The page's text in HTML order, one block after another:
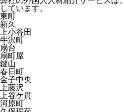
しています。
東町
新久
上小谷田
牛沢町
扇台
扇町屋
鍵山
春日町
金子中央
上藤沢
上谷ケ貫
河原町